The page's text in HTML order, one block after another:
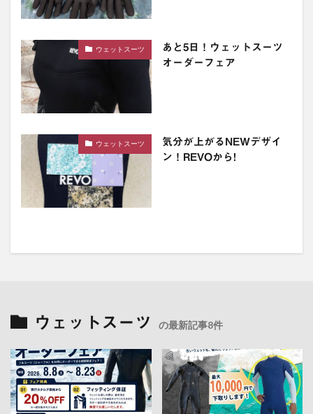
ウェットスーツ
あと5日！ウェットスーツ
オーダーフェア
ウェットスーツ
気分が上がるNEWデザイ
ン！REVOから!
ウェットスーツ の最新記事8件